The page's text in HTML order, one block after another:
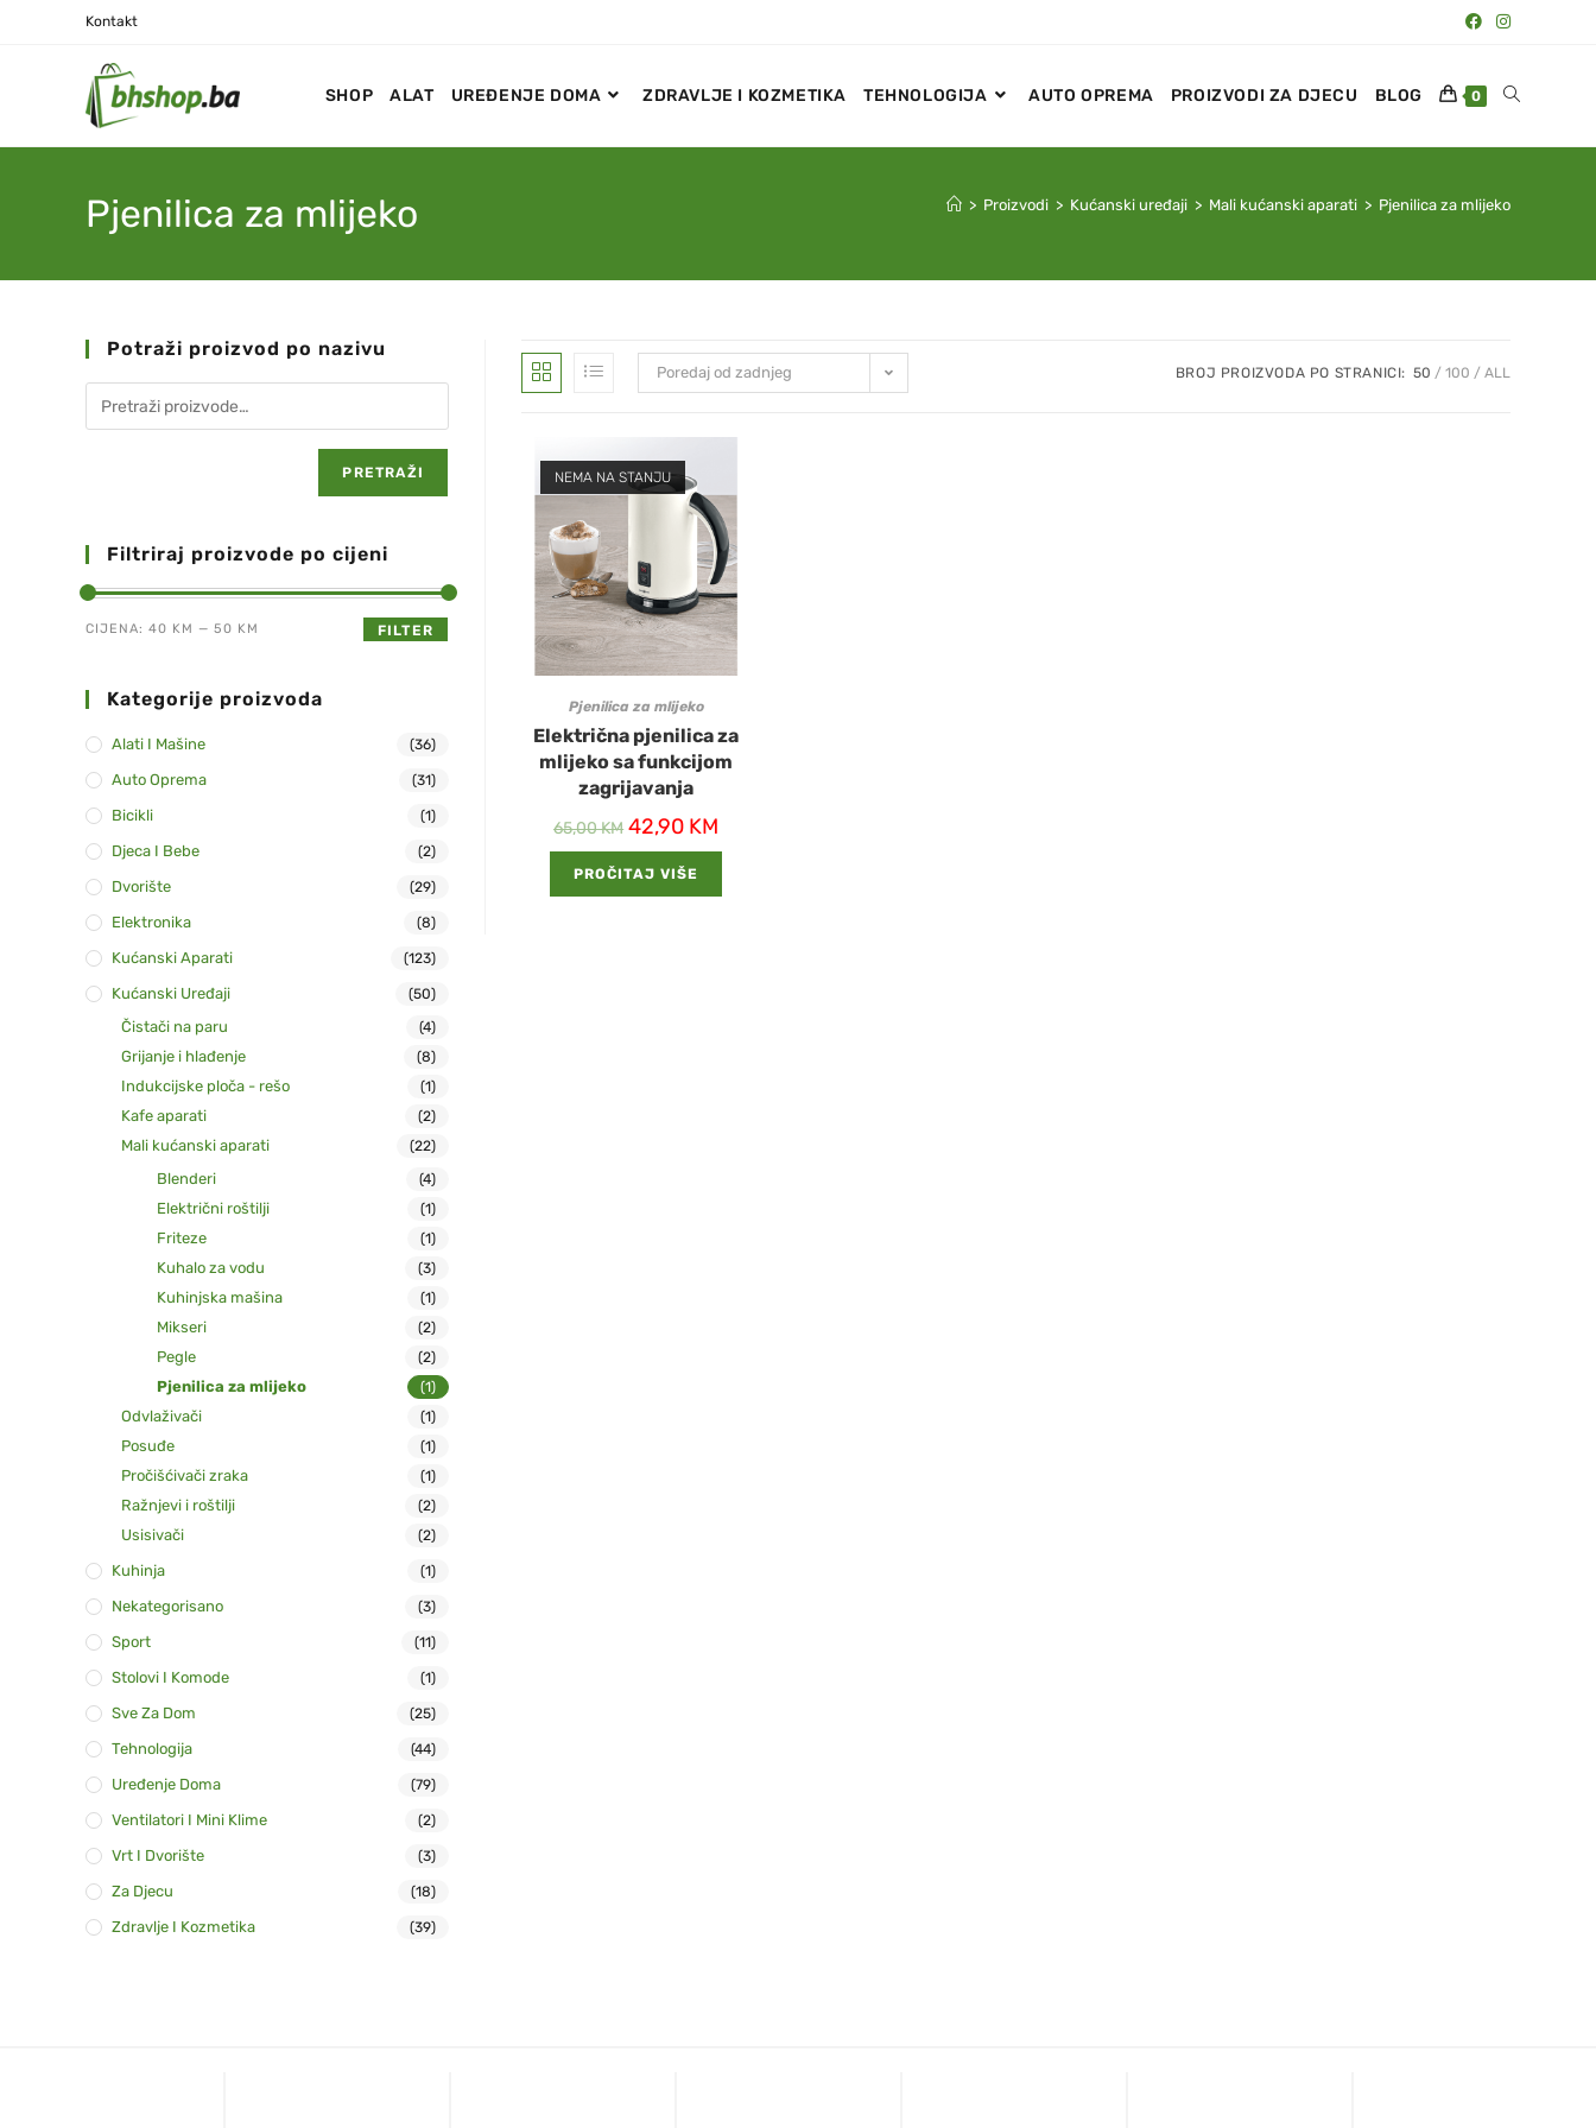
Kontakt
SHOP ALAT UREĐENJE DOMA ZDRAVLJE I KOZMETIKA TEHNOLOGIJA AUTO OPREMA PROIZVODI ZA DJECU BLOG 0
Pjenilica za mlijeko > Proizvodi > Kućanski uređaji > Mali kućanski aparati > Pjenilica za mlijeko
Poredaj od zadnjeg BROJ PROIZVODA PO STRANICI: 50 100 ALL
NEMA NA STANJU
Pjenilica za mlijeko
Električna pjenilica za
mlijeko sa funkcijom
zagrijavanja
65,00KM 42,90 KM
PROČITAJ VIŠE
Potraži proizvod po nazivu
PRETRAŽI
Filtriraj proizvode po cijeni
FILTER
CIJENA: 40 KM — 50 KM
Kategorije proizvoda
Alati I Mašine (36)
Auto Oprema (31)
Bicikli (1)
Djeca I Bebe (2)
Dvorište (29)
Elektronika (8)
Kućanski Aparati (123)
Kućanski Uređaji (50)
Čistači na paru (4)
Grijanje i hlađenje (8)
Indukcijske ploča - rešo (1)
Kafe aparati (2)
Mali kućanski aparati (22)
Blenderi (4)
Električni roštilji (1)
Friteze (1)
Kuhalo za vodu (3)
Kuhinjska mašina (1)
Mikseri (2)
Pegle (2)
Pjenilica za mlijeko (1)
Odvlaživači (1)
Posuđe (1)
Pročišćivači zraka (1)
Ražnjevi i roštilji (2)
Usisivači (2)
Kuhinja (1)
Nekategorisano (3)
Sport (11)
Stolovi I Komode (1)
Sve Za Dom (25)
Tehnologija (44)
Uređenje Doma (79)
Ventilatori I Mini Klime (2)
Vrt I Dvorište (3)
Za Djecu (18)
Zdravlje I Kozmetika (39)